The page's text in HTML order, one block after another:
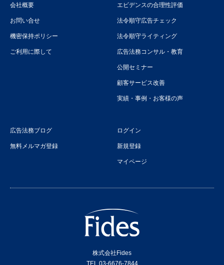
会社概要
お問い合せ
機密保持ポリシー
ご利用に際して
エビデンスの合理性評価
法令順守広告チェック
法令順守ライティング
広告法務コンサル・教育
公開セミナー
顧客サービス改善
実績・事例・お客様の声
広告法務ブログ
無料メルマガ登録
ログイン
新規登録
マイページ
株式会社Fides